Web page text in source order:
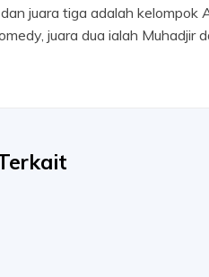
juara tiga adalah
juara dua ialah Muhadjir